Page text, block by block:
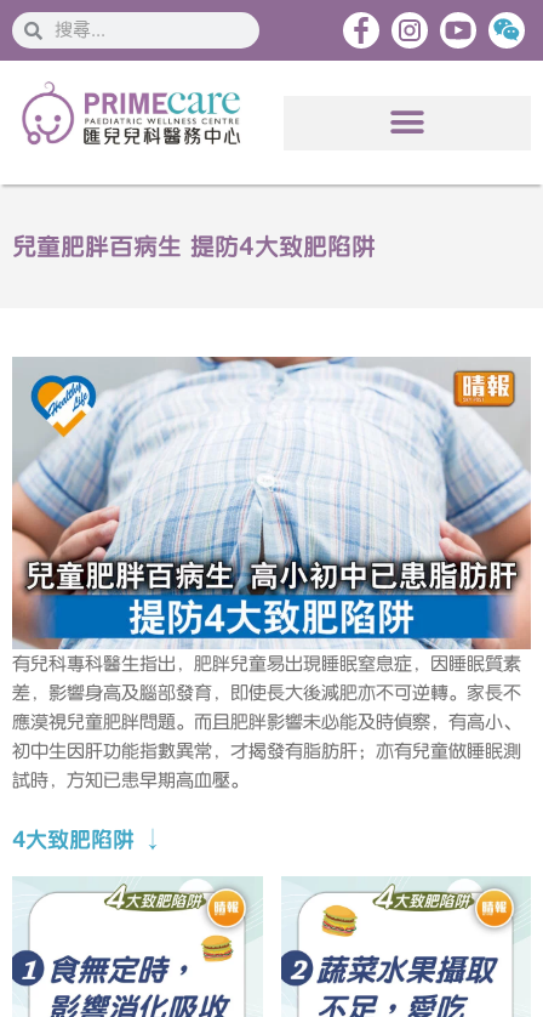
搜
索
搜
索
兒童肥胖百病生 提防4大致肥陷阱
有兒科專科醫生指出，肥胖兒童易出現睡眠窒息症，因睡眠質素
差，影響身高及腦部發育，即使長大後減肥亦不可逆轉。家長不
應漠視兒童肥胖問題。而且肥胖影響未必能及時偵察，有高小、
初中生因肝功能指數異常，才揭發有脂肪肝；亦有兒童做睡眠測
試時，方知已患早期高血壓。
4大致肥陷阱 ↓